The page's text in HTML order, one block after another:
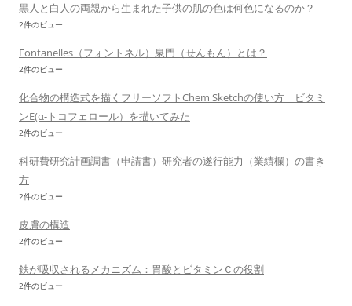
黒人と白人の両親から生まれた子供の肌の色は何色になるのか？
2件のビュー
Fontanelles（フォントネル）泉門（せんもん）とは？
2件のビュー
化合物の構造式を描くフリーソフトChem Sketchの使い方 ビタミ
ンE(α-トコフェロール）を描いてみた
2件のビュー
科研費研究計画調書（申請書）研究者の遂行能力（業績欄）の書き
方
2件のビュー
皮膚の構造
2件のビュー
鉄が吸収されるメカニズム：胃酸とビタミンＣの役割
2件のビュー